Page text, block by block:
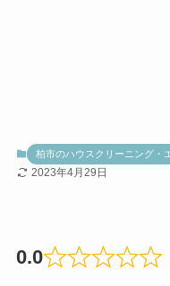
柏市のハウスクリーニング・
2023年4月29日
0.0
Rated